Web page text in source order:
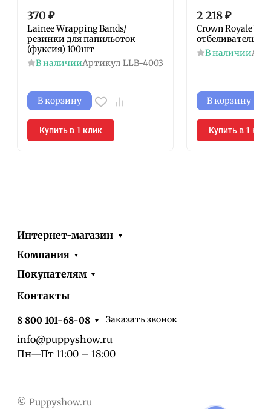
370 ₽
Lainee Wrapping Bands/
резинки для папильоток
(фуксия) 100шт
В наличииАртикул LLB-4003
В корзину
Купить в 1 клик
2 218₽
Crown Royale
отбеливатель
В наличии
В корзину
Купить в 1 клик
Интернет-магазин
Компания
Покупателям
Контакты
8 800 101-68-08 Заказать звонок
info@puppyshow.ru
Пн—Пт 11:00 – 18:00
© Puppyshow.ru